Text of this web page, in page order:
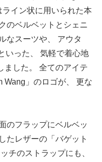
ライン状に用いられた本
のベルベットとシェニ
なスーツや、 アウタ
いった、 気軽で着心地
ました。 全てのアイテ
Wang」のロゴが、 更な
のフラップにベルベッ
たレザーの「バゲット
チのストラップにも、